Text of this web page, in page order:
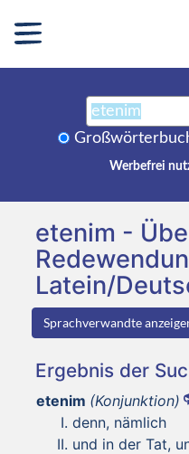
Werbefrei
etenim -
Latein/
Sprachverwandte
Ergebnis der
etenim (Konjunktion)
denn, nämlich
und in der Tat,